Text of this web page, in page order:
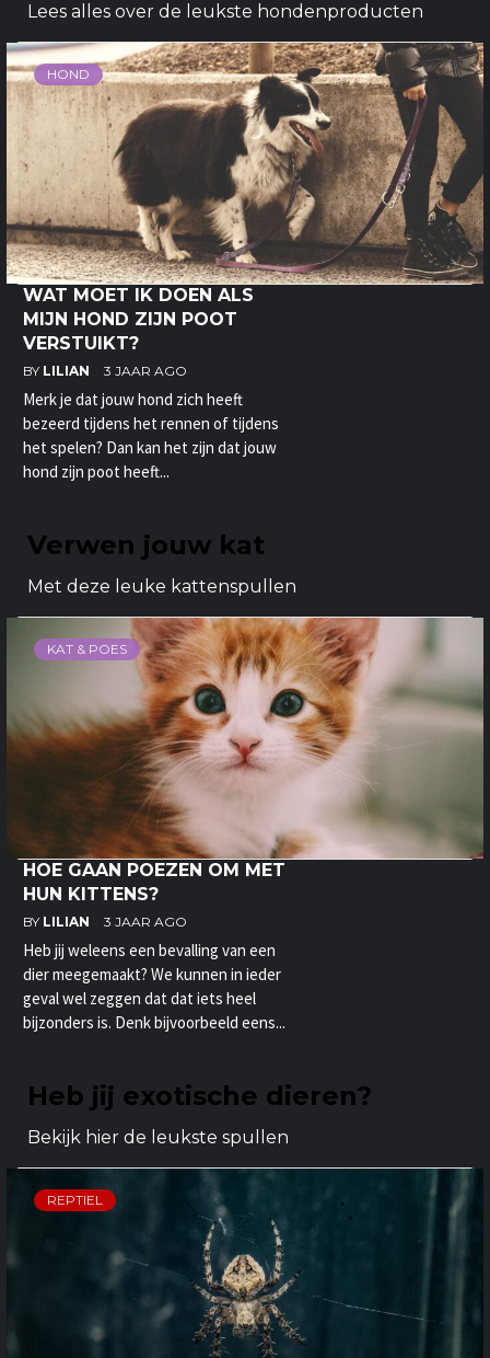
Lees alles over de leukste hondenproducten
HOND
WAT MOET IK DOEN ALS
MIJN HOND ZIJN POOT
VERSTUIKT?
BY LILIAN 3 JAAR AGO
Merk je dat jouw hond zich heeft
bezeerd tijdens het rennen of tijdens
het spelen? Dan kan het zijn dat jouw
hond zijn poot heeft...
Verwen jouw kat
Met deze leuke kattenspullen
KAT & POES
HOE GAAN POEZEN OM MET
HUN KITTENS?
BY LILIAN 3 JAAR AGO
Heb jij weleens een bevalling van een
dier meegemaakt? We kunnen in ieder
geval wel zeggen dat dat iets heel
bijzonders is. Denk bijvoorbeeld eens...
Heb jij exotische dieren?
Bekijk hier de leukste spullen
REPTIEL